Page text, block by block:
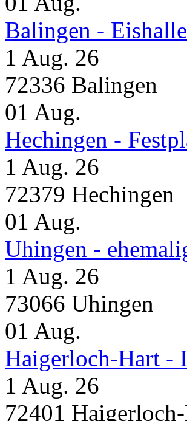
Balingen -
1 Aug. 26
72336 Balingen
01 Aug.
Hechingen -
1 Aug. 26
72379 Hechingen
01 Aug.
Uhingen -
1 Aug. 26
73066 Uhingen
01 Aug.
Haigerloch-Hart -
1 Aug. 26
72401